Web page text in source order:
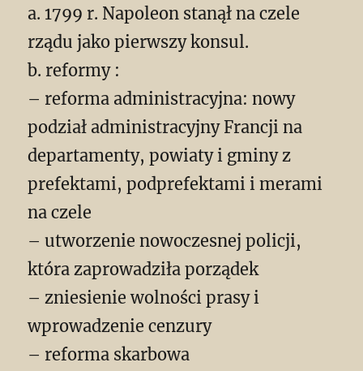
a. 1799 r. Napoleon stanął na czele
rządu jako pierwszy konsul.
b. reformy :
– reforma administracyjna: nowy
podział administracyjny Francji na
departamenty, powiaty i gminy z
prefektami, podprefektami i merami
na czele
– utworzenie nowoczesnej policji,
która zaprowadziła porządek
– zniesienie wolności prasy i
wprowadzenie cenzury
– reforma skarbowa